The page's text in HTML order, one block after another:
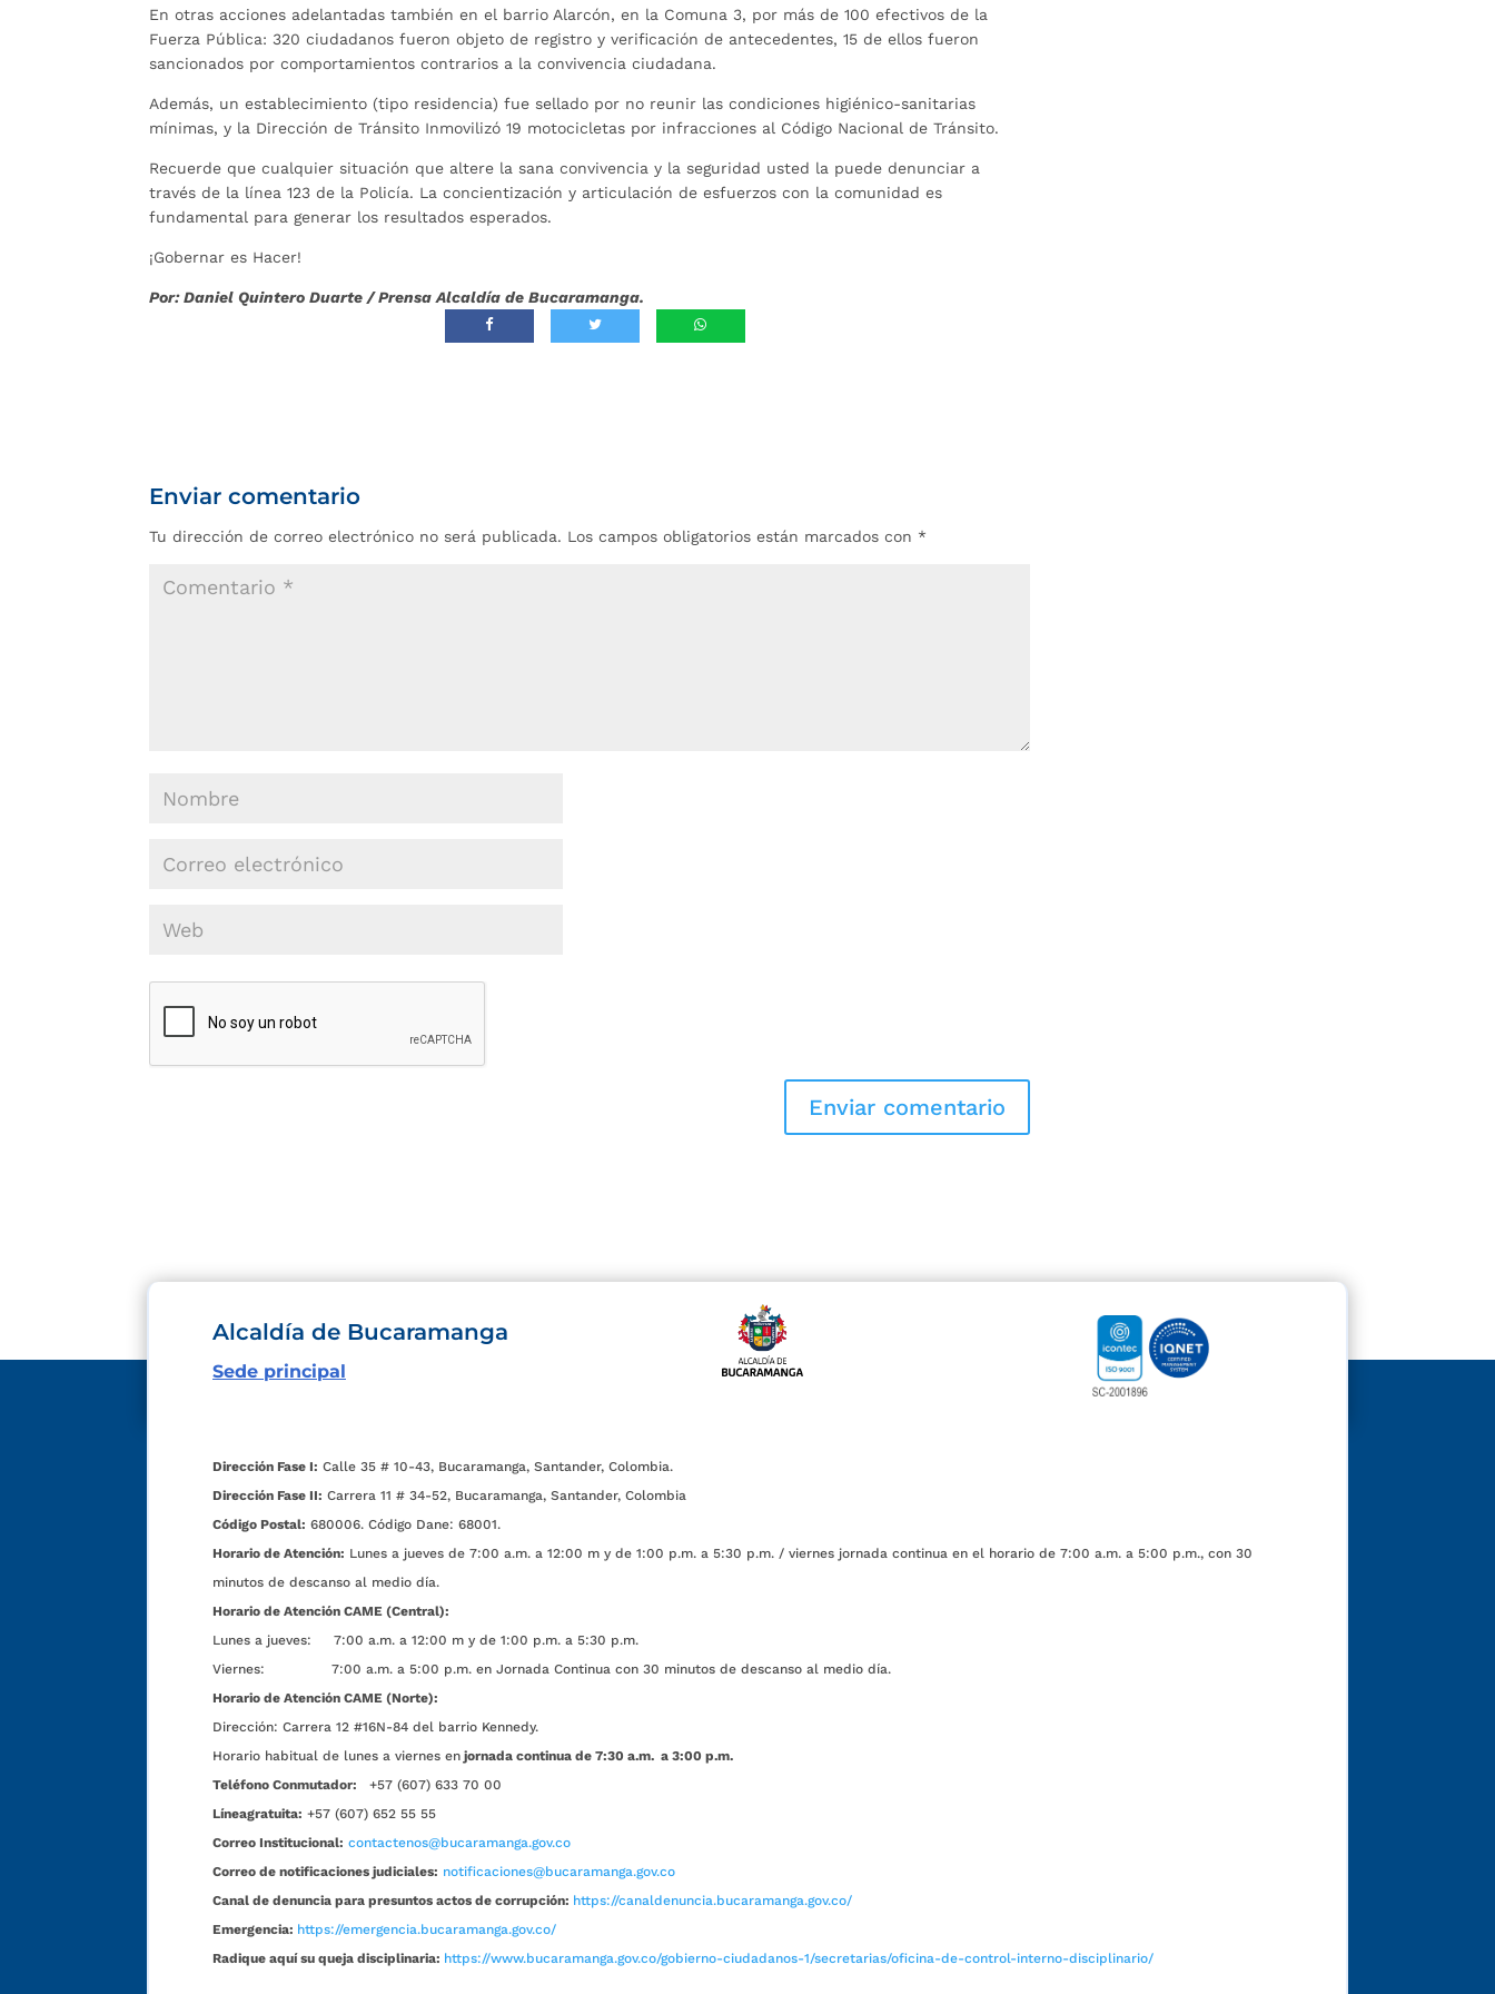
En otras acciones adelantadas también en el barrio Alarcón, en la Comuna 3, por más de 100 efectivos de la
Fuerza Pública: 320 ciudadanos fueron objeto de registro y verificación de antecedentes, 15 de ellos fueron
sancionados por comportamientos contrarios a la convivencia ciudadana.
Además, un establecimiento (tipo residencia) fue sellado por no reunir las condiciones higiénico-sanitarias
mínimas, y la Dirección de Tránsito Inmovilizó 19 motocicletas por infracciones al Código Nacional de Tránsito.
Recuerde que cualquier situación que altere la sana convivencia y la seguridad usted la puede denunciar a
través de la línea 123 de la Policía. La concientización y articulación de esfuerzos con la comunidad es
fundamental para generar los resultados esperados.
¡Gobernar es Hacer!
Por: Daniel Quintero Duarte / Prensa Alcaldía de Bucaramanga.
Enviar comentario
Tu dirección de correo electrónico no será publicada. Los campos obligatorios están marcados con *
Alcaldía de Bucaramanga
Sede principal
Dirección Fase I: Calle 35 # 10-43, Bucaramanga, Santander, Colombia.
Dirección Fase II: Carrera 11 # 34-52, Bucaramanga, Santander, Colombia
Código Postal: 680006. Código Dane: 68001.
Horario de Atención: Lunes a jueves de 7:00 a.m. a 12:00 m y de 1:00 p.m. a 5:30 p.m. / viernes jornada continua en el horario de 7:00 a.m. a 5:00 p.m., con 30
minutos de descanso al medio día.
Horario de Atención CAME (Central):
Lunes a jueves: 7:00 a.m. a 12:00 m y de 1:00 p.m. a 5:30 p.m.
Viernes: 7:00 a.m. a 5:00 p.m. en Jornada Continua con 30 minutos de descanso al medio día.
Horario de Atención CAME (Norte):
Dirección: Carrera 12 #16N-84 del barrio Kennedy.
Horario habitual de lunes a viernes en jornada continua de 7:30 a.m. a 3:00 p.m.
Teléfono Conmutador:
+57 (607) 633 70 00
Líneagratuita: +57 (607) 652 55 55
Correo Institucional: contactenos@bucaramanga.gov.co
Correo de notificaciones judiciales: notificaciones@bucaramanga.gov.co
Canal de denuncia para presuntos actos de corrupción: https://canaldenuncia.bucaramanga.gov.co/
Emergencia: https://emergencia.bucaramanga.gov.co/
Radique aquí su queja disciplinaria: https://www.bucaramanga.gov.co/gobierno-ciudadanos-1/secretarias/oficina-de-control-interno-disciplinario/